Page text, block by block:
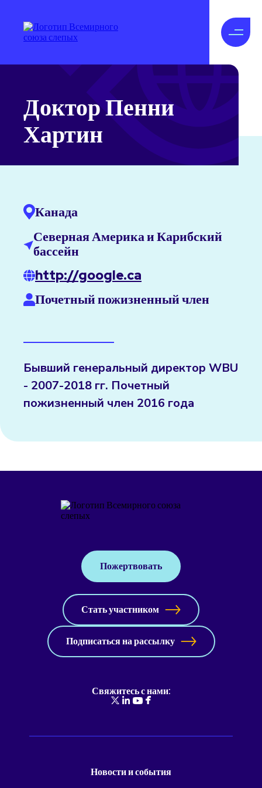
Доктор Пенни
Хартин
Канада
Северная Америка и Карибский
бассейн
http://google.ca
Почетный пожизненный член
Бывший генеральный директор WBU
- 2007-2018 гг. Почетный
пожизненный член 2016 года
Пожертвовать
Стать участником
Подписаться на рассылку
Свяжитесь с нами:
Новости и события